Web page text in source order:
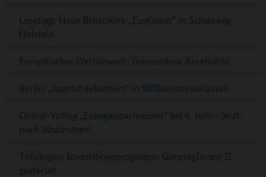
Lesetipp: Neue Broschüre „EssKultur“ in Schleswig-
Holstein
Europäischer Wettbewerb: Grenzenlose Kreativität
Berlin: „Jugend debattiert“ in Willkommensklassen
Online-Voting „Energiesparmeister“ bis 6. Juni – jetzt
noch abstimmen!
Thüringen: Investitionsprogramm GanztagInvest II
gestartet